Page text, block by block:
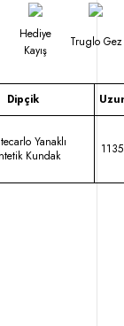
Hediye
Kayış
Truglo Gez
Dipçik
Yanaklı
Kundak